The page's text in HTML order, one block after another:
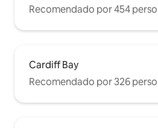
Recomendado por 454
Cardiff Bay
Recomendado por 326